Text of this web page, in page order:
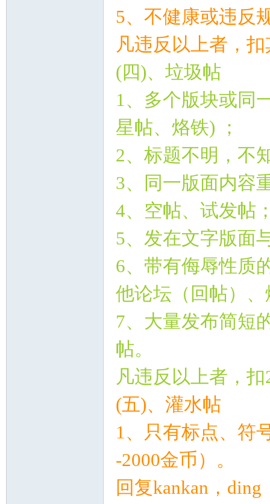
5、不健康或违反
凡违反以上者，
(四)、垃圾帖
1、多个版块或同
星帖、烙铁)
；
2、标题不明，不
3、同一版面内容
4、空帖、试发帖
5、发在文字版面
6、带有侮辱性质
他论坛（回帖）
7、大量发布简短
帖。
凡违反以上者，扣
(五)、灌水帖
1、只有标点、符
-2000金币）。
回复kankan ， ding